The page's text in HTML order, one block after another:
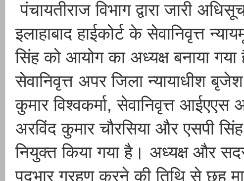
पंचायतीराज विभाग द्वारा जारी
इलाहाबाद हाईकोर्ट के सेवानिवृत्त
सिंह को आयोग का अध्यक्ष बनाया
सेवानिवृत्त अपर जिला न्यायाधीश
कुमार विश्वकर्मा, सेवानिवृत्त आईएएस
अरविंद कुमार चौरसिया और एसपी
नियुक्त किया गया है। अध्यक्ष और
पदभार ग्रहण करने की तिथि से छह